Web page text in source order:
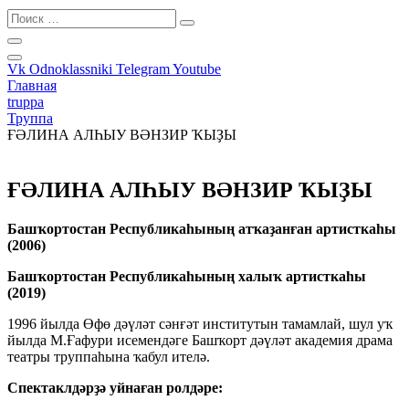
Vk Odnoklassniki TelegramYoutube
Главная
truppa
Труппа
ҒӘЛИНА АЛҺЫУ ВӘНЗИР ҠЫҘЫ
ҒӘЛИНА АЛҺЫУ ВӘНЗИР ҠЫҘЫ
Башҡортостан Республикаһының атҡаҙанған артисткаһы
(2006)
Башҡортостан Республикаһының халыҡ артисткаһы
(2019)
1996 йылда Өфө дәүләт сәнғәт институтын тамамлай, шул уҡ
йылда М.Ғафури исемендәге Башҡорт дәүләт академия драма
театры труппаһына ҡабул ителә.
Спектаклдәрҙә уйнаған ролдәре: